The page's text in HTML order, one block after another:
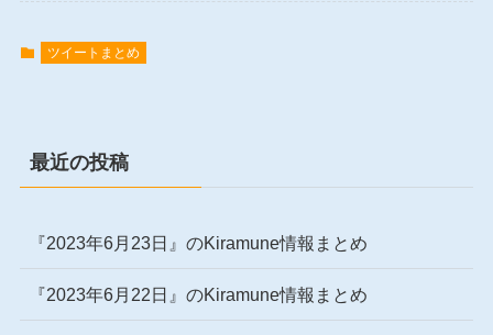
ツイートまとめ
最近の投稿
『2023年6月23日』のKiramune情報まとめ
『2023年6月22日』のKiramune情報まとめ